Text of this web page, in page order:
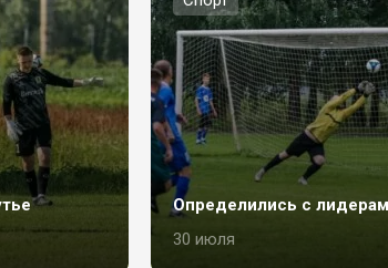
Определились с
30 июля